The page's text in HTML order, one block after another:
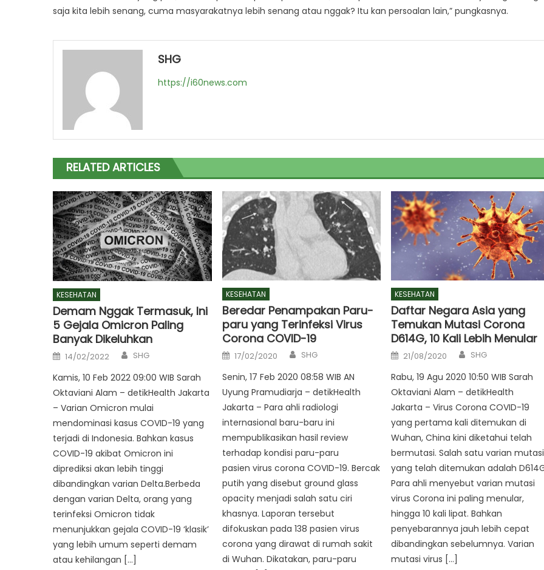
saja kita lebih senang, cuma masyarakatnya lebih senang atau nggak? Itu kan persoalan lain,” pungkasnya.
SHG
https://i60news.com
RELATED ARTICLES
KESEHATAN
Demam Nggak Termasuk, Ini
5 Gejala Omicron Paling
Banyak Dikeluhkan
Posted
on
14/02/2022 Author
SHG
Kamis, 10 Feb 2022 09:00 WIB Sarah
Oktaviani Alam – detikHealth Jakarta
– Varian Omicron mulai
mendominasi kasus COVID-19 yang
terjadi di Indonesia. Bahkan kasus
COVID-19 akibat Omicron ini
diprediksi akan lebih tinggi
dibandingkan varian Delta.Berbeda
dengan varian Delta, orang yang
terinfeksi Omicron tidak
menunjukkan gejala COVID-19 ‘klasik’
yang lebih umum seperti demam
atau kehilangan […]
KESEHATAN
Beredar Penampakan Paru-
paru yang Terinfeksi Virus
Corona COVID-19
Posted
on
17/02/2020 Author
SHG
Senin, 17 Feb 2020 08:58 WIB AN
Uyung Pramudiarja – detikHealth
Jakarta – Para ahli radiologi
internasional baru-baru ini
mempublikasikan hasil review
terhadap kondisi paru-paru
pasien virus corona COVID-19. Bercak
putih yang disebut ground glass
opacity menjadi salah satu ciri
khasnya. Laporan tersebut
difokuskan pada 138 pasien virus
corona yang dirawat di rumah sakit
di Wuhan. Dikatakan, paru-paru
KESEHATAN
Daftar Negara Asia yang
Temukan Mutasi Corona
D614G, 10 Kali Lebih Menular
Posted
on
21/08/2020 Author
SHG
Rabu, 19 Agu 2020 10:50 WIB Sarah
Oktaviani Alam – detikHealth
Jakarta – Virus Corona COVID-19
yang pertama kali ditemukan di
Wuhan, China kini diketahui telah
bermutasi. Salah satu varian mutasi
yang telah ditemukan adalah
Para ahli menyebut varian mutasi
virus Corona ini paling menular,
hingga 10 kali lipat. Bahkan
penyebarannya jauh lebih cepat
dibandingkan sebelumnya. Varian
mutasi virus […]